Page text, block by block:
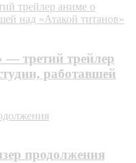
трейлер аниме о
над «Атакой титанов»
— третий трейлер
работавшей
продолжения